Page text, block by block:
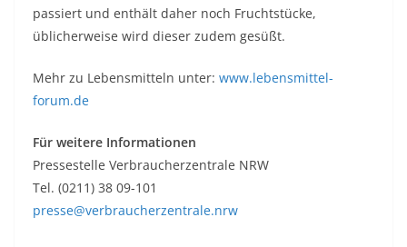
passiert und enthält daher noch Fruchtstücke,
üblicherweise wird dieser zudem gesüßt.
Mehr zu Lebensmitteln unter: www.lebensmittel-
forum.de
Für weitere Informationen
Pressestelle Verbraucherzentrale NRW
Tel. (0211) 38 09-101
presse@verbraucherzentrale.nrw